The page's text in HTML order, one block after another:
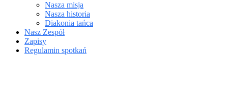
Nasza misja
Nasza historia
Diakonia tańca
Nasz Zespół
Zapisy
Regulamin spotkań